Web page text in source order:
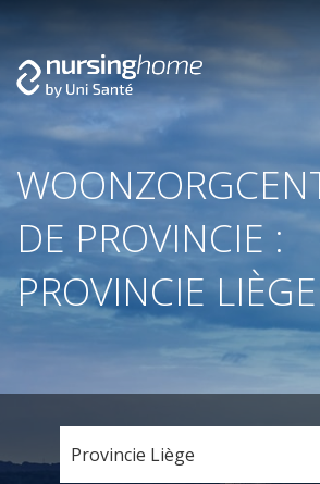
DE PROVINCIE :
PROVINCIE LIÈGE
Provincie Liège